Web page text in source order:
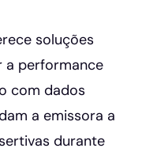
soluções
a performance
com dados
a emissora a
durante